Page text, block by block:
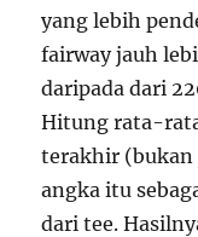
yang lebih
fairway jauh
daripada dari
Hitung rata-
terakhir (bukan
angka itu
dari tee.